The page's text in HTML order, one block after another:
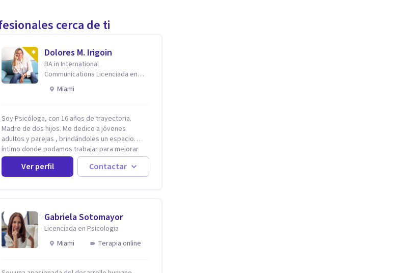
cerca de ti
Dolores M. Irigoin
BA in International
Communications Licenciada en
Psicologia Filosofia China en
Harvard
Miami
Soy Psicóloga, con 16 años de trayectoria.
Madre de dos hijos. Me dedico a jóvenes
adultos y parejas , brindándoles un espacio
íntimo donde podamos trabajar para mejorar
todos los aspectos de sus vidas. Conozco
primero a los padres, en el caso de niños u
adolescentes, para luego seguir la terapia con
conteniendo paralelamente a los padres y
brindándoles un espacio de seguridad. Hago
terapia de pareja y adultos con método
integrativo. Más información en: intherapy.today
Ver perfil Contactar
Gabriela Sotomayor
Licenciada en Psicologia
Miami
Terapia online